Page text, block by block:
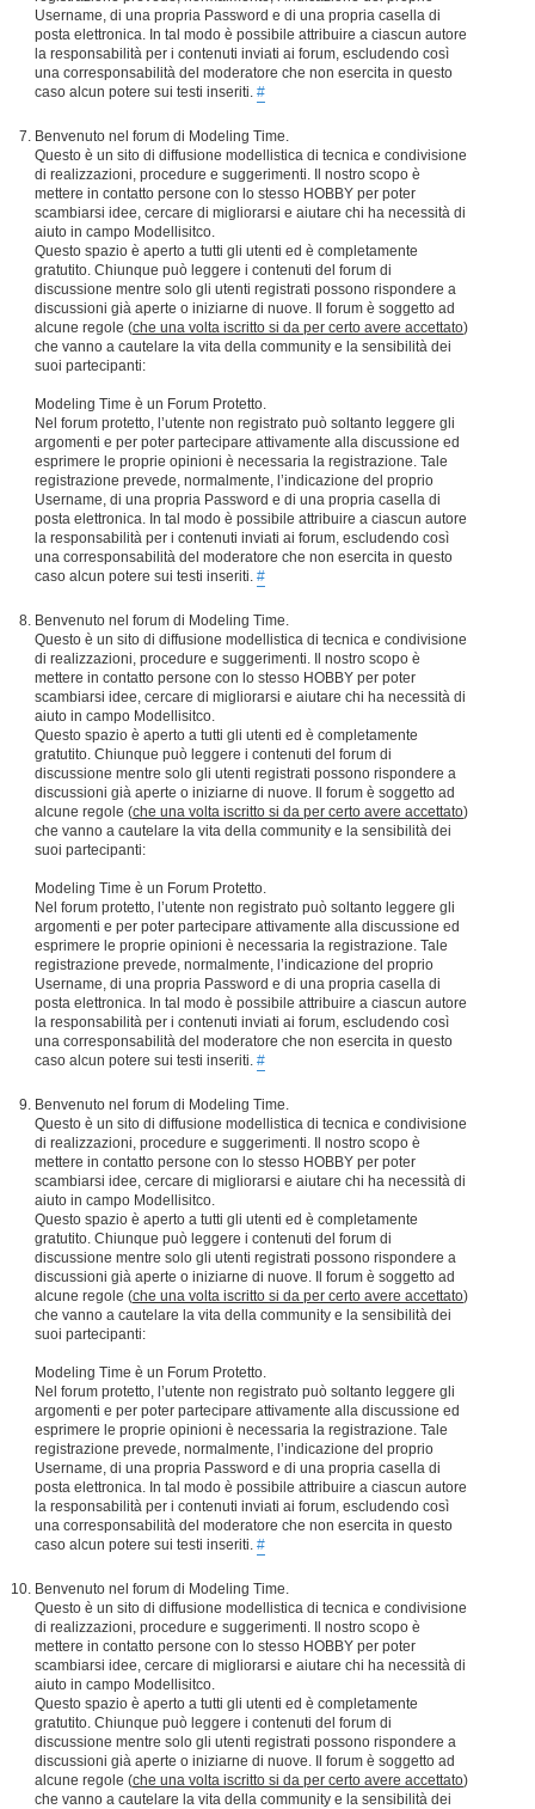
Username, di una propria Password e di una propria casella di
posta elettronica. In tal modo è possibile attribuire a ciascun autore
la responsabilità per i contenuti inviati ai forum, escludendo così
una corresponsabilità del moderatore che non esercita in questo
caso alcun potere sui testi inseriti. #
Benvenuto nel forum di Modeling Time.
Questo è un sito di diffusione modellistica di tecnica e condivisione
di realizzazioni, procedure e suggerimenti. Il nostro scopo è
mettere in contatto persone con lo stesso HOBBY per poter
scambiarsi idee, cercare di migliorarsi e aiutare chi ha necessità di
aiuto in campo Modellisitco.
Questo spazio è aperto a tutti gli utenti ed è completamente
gratutito. Chiunque può leggere i contenuti del forum di
discussione mentre solo gli utenti registrati possono rispondere a
discussioni già aperte o iniziarne di nuove. Il forum è soggetto ad
alcune regole (che una volta iscritto si da per certo avere accettato)
che vanno a cautelare la vita della community e la sensibilità dei
suoi partecipanti:
Modeling Time è un Forum Protetto.
Nel forum protetto, l’utente non registrato può soltanto leggere gli
argomenti e per poter partecipare attivamente alla discussione ed
esprimere le proprie opinioni è necessaria la registrazione. Tale
registrazione prevede, normalmente, l’indicazione del proprio
Username, di una propria Password e di una propria casella di
posta elettronica. In tal modo è possibile attribuire a ciascun autore
la responsabilità per i contenuti inviati ai forum, escludendo così
una corresponsabilità del moderatore che non esercita in questo
caso alcun potere sui testi inseriti. #
Benvenuto nel forum di Modeling Time.
Questo è un sito di diffusione modellistica di tecnica e condivisione
di realizzazioni, procedure e suggerimenti. Il nostro scopo è
mettere in contatto persone con lo stesso HOBBY per poter
scambiarsi idee, cercare di migliorarsi e aiutare chi ha necessità di
aiuto in campo Modellisitco.
Questo spazio è aperto a tutti gli utenti ed è completamente
gratutito. Chiunque può leggere i contenuti del forum di
discussione mentre solo gli utenti registrati possono rispondere a
discussioni già aperte o iniziarne di nuove. Il forum è soggetto ad
alcune regole (che una volta iscritto si da per certo avere accettato)
che vanno a cautelare la vita della community e la sensibilità dei
suoi partecipanti:
Modeling Time è un Forum Protetto.
Nel forum protetto, l’utente non registrato può soltanto leggere gli
argomenti e per poter partecipare attivamente alla discussione ed
esprimere le proprie opinioni è necessaria la registrazione. Tale
registrazione prevede, normalmente, l’indicazione del proprio
Username, di una propria Password e di una propria casella di
posta elettronica. In tal modo è possibile attribuire a ciascun autore
la responsabilità per i contenuti inviati ai forum, escludendo così
una corresponsabilità del moderatore che non esercita in questo
caso alcun potere sui testi inseriti. #
Benvenuto nel forum di Modeling Time.
Questo è un sito di diffusione modellistica di tecnica e condivisione
di realizzazioni, procedure e suggerimenti. Il nostro scopo è
mettere in contatto persone con lo stesso HOBBY per poter
scambiarsi idee, cercare di migliorarsi e aiutare chi ha necessità di
aiuto in campo Modellisitco.
Questo spazio è aperto a tutti gli utenti ed è completamente
gratutito. Chiunque può leggere i contenuti del forum di
discussione mentre solo gli utenti registrati possono rispondere a
discussioni già aperte o iniziarne di nuove. Il forum è soggetto ad
alcune regole (che una volta iscritto si da per certo avere accettato)
che vanno a cautelare la vita della community e la sensibilità dei
suoi partecipanti:
Modeling Time è un Forum Protetto.
Nel forum protetto, l’utente non registrato può soltanto leggere gli
argomenti e per poter partecipare attivamente alla discussione ed
esprimere le proprie opinioni è necessaria la registrazione. Tale
registrazione prevede, normalmente, l’indicazione del proprio
Username, di una propria Password e di una propria casella di
posta elettronica. In tal modo è possibile attribuire a ciascun autore
la responsabilità per i contenuti inviati ai forum, escludendo così
una corresponsabilità del moderatore che non esercita in questo
caso alcun potere sui testi inseriti. #
Benvenuto nel forum di Modeling Time.
Questo è un sito di diffusione modellistica di tecnica e condivisione
di realizzazioni, procedure e suggerimenti. Il nostro scopo è
mettere in contatto persone con lo stesso HOBBY per poter
scambiarsi idee, cercare di migliorarsi e aiutare chi ha necessità di
aiuto in campo Modellisitco.
Questo spazio è aperto a tutti gli utenti ed è completamente
gratutito. Chiunque può leggere i contenuti del forum di
discussione mentre solo gli utenti registrati possono rispondere a
discussioni già aperte o iniziarne di nuove. Il forum è soggetto ad
alcune regole (che una volta iscritto si da per certo avere accettato)
che vanno a cautelare la vita della community e la sensibilità dei